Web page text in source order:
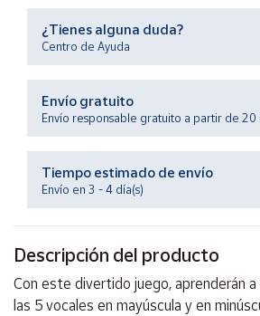
Productos
Solidarios
Ayuda
Contacto
Mapa de
vendedores
¿Tienes alguna duda?
Centro de Ayuda
Envío gratuito
Envío responsable gratuito a partir de 20
Tiempo estimado de envío
Envío en 3 - 4 día(s)
Descripción del producto
Con este divertido juego, aprenderán
las 5 vocales en mayúscula y en